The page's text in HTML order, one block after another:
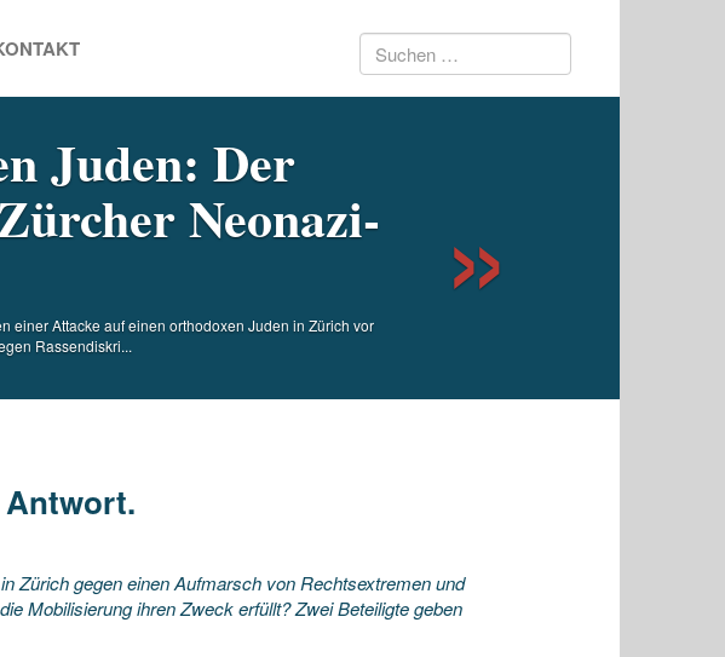
Suchen
Juden: Der
Neonazi-
einer Attacke auf einen orthodoxen Juden in Zürich vor
Rassendiskri...
Antwort.
Zürich gegen einen Aufmarsch von Rechtsextremen und
Mobilisierung ihren Zweck erfüllt? Zwei Beteiligte geben